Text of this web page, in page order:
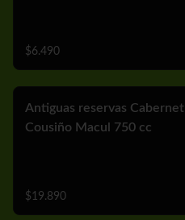
$6.490
Antiguas reservas Cabernet
Cousiño Macul 750 cc
$19.890